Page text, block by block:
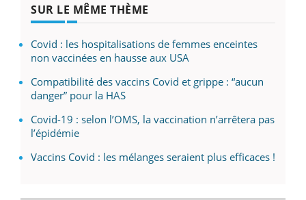
SUR LE MÊME THÈME
Covid : les hospitalisations de femmes enceintes
non vaccinées en hausse aux USA
Compatibilité des vaccins Covid et grippe : “aucun
danger” pour la HAS
Covid-19 : selon l’OMS, la vaccination n’arrêtera pas
l’épidémie
Vaccins Covid : les mélanges seraient plus efficaces !